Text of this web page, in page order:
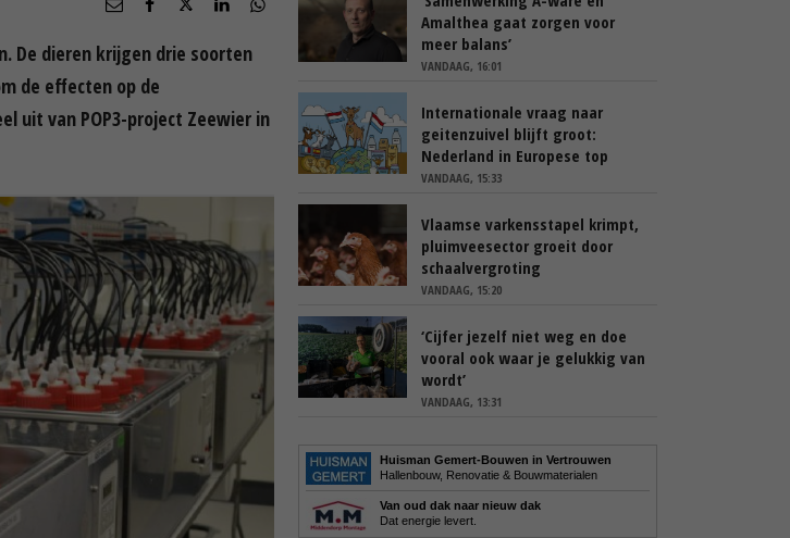
De dieren krijgen drie soorten
de effecten op de
uit van POP3-project Zeewier in
Amalthea gaat zorgen voor
meer balans’
VANDAAG, 16:01
Internationale vraag naar
geitenzuivel blijft groot:
Nederland in Europese top
VANDAAG, 15:33
Vlaamse varkensstapel krimpt,
pluimveesector groeit door
schaalvergroting
VANDAAG, 15:20
‘Cijfer jezelf niet weg en doe
vooral ook waar je gelukkig van
wordt’
VANDAAG, 13:31
Huisman Gemert-Bouwen in Vertrouwen
Hallenbouw, Renovatie & Bouwmaterialen
Van oud dak naar nieuw dak
Dat energie levert.